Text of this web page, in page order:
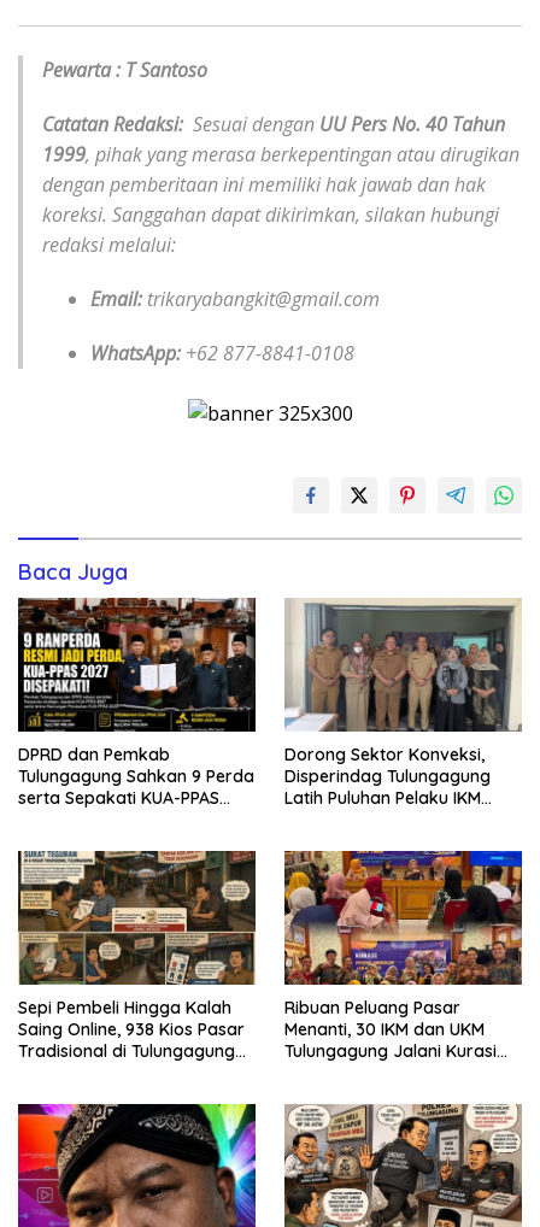
Pewarta : T Santoso
Catatan Redaksi: Sesuai dengan UU Pers No. 40 Tahun
1999, pihak yang merasa berkepentingan atau dirugikan
dengan pemberitaan ini memiliki hak jawab dan hak
koreksi. Sanggahan dapat dikirimkan, silakan hubungi
redaksi melalui:
Email: trikaryabangkit@gmail.com
WhatsApp: +62 877-8841-0108
Baca Juga
DPRD dan Pemkab
Tulungagung Sahkan 9 Perda
serta Sepakati KUA-PPAS
Dorong Sektor Konveksi,
Disperindag Tulungagung
Latih Puluhan Pelaku IKM
Sepi Pembeli Hingga Kalah
Saing Online, 938 Kios Pasar
Tradisional di Tulungagung
Ribuan Peluang Pasar
Menanti, 30 IKM dan UKM
Tulungagung Jalani Kurasi